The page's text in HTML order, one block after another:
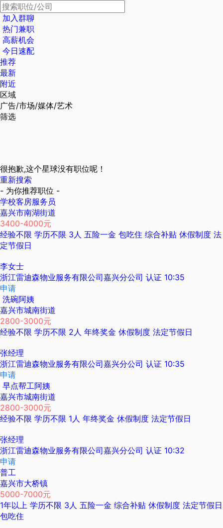
加入群聊
热门兼职
高薪机会
今日速配
推荐
最新
附近
区域
广告/市场/媒体/艺术
筛选
很抱歉,这个星球没有职位呢！
重新搜索
- 为你推荐职位 -
学校客房服务员
嘉兴市南湖街道
3400-4000元
经验不限 学历不限 3人 五险一金 包吃住 综合补贴 休假制度 法
定节假日
李女士
浙江雷迪森物业服务有限公司嘉兴分公司 认证 10:35
申请
洗碗阿姨
嘉兴市城南街道
2800-3000元
经验不限 学历不限 2人 年终奖金 休假制度 法定节假日
张经理
浙江雷迪森物业服务有限公司嘉兴分公司 认证 10:35
申请
早点帮工阿姨
嘉兴市城南街道
2800-3000元
经验不限 学历不限 1人 年终奖金 休假制度 法定节假日
张经理
浙江雷迪森物业服务有限公司嘉兴分公司 认证 10:32
申请
普工
嘉兴市大桥镇
5000-7000元
1年以上 学历不限 3人 五险一金 综合补贴 休假制度 法定节假日
包吃住